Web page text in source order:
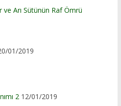
ve Arı Sütünün Raf Ömrü
01/2019
2 12/01/2019